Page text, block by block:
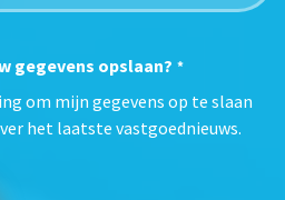
gegevens opslaan? *
om mijn gegevens op te slaan
het laatste vastgoednieuws.